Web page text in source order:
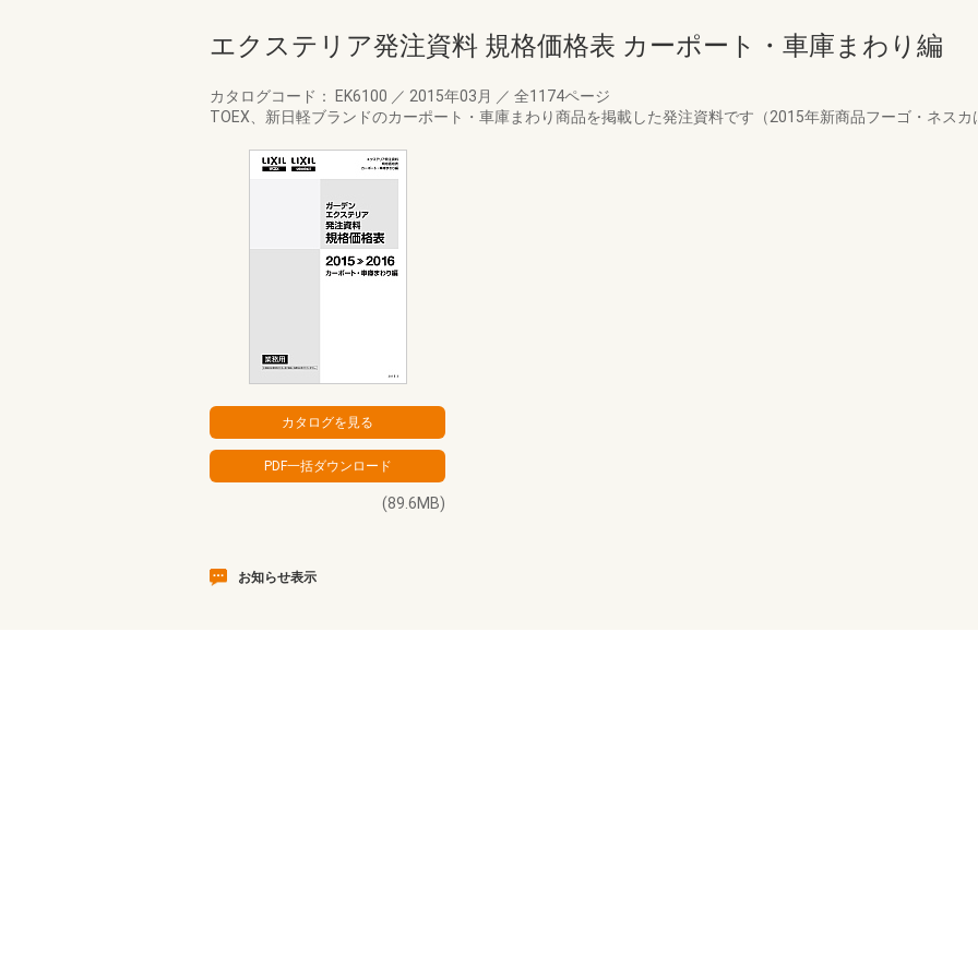
エクステリア発注資料 規格価格表 カーポート・車庫まわり編
カタログコード： EK6100 ／ 2015年03月 ／ 全1174ページ
TOEX、新日軽ブランドのカーポート・車庫まわり商品を掲載した発注資料です（2015年新商品フーゴ・ネスカ
(89.6MB)
お知らせ表示